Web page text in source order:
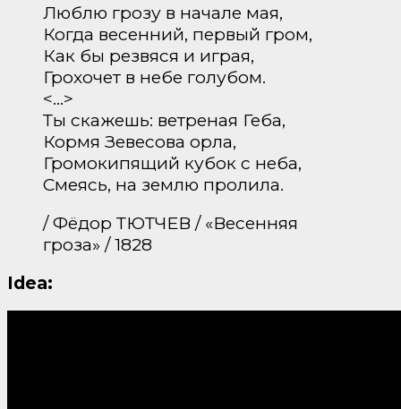
Люблю грозу в начале мая,
Когда весенний, первый гром,
Как бы резвяся и играя,
Грохочет в небе голубом.
<…>
Ты скажешь: ветреная Геба,
Кормя Зевесова орла,
Громокипящий кубок с неба,
Смеясь, на землю пролила.
/ Фёдор ТЮТЧЕВ / «Весенняя
гроза» / 1828
Idea: